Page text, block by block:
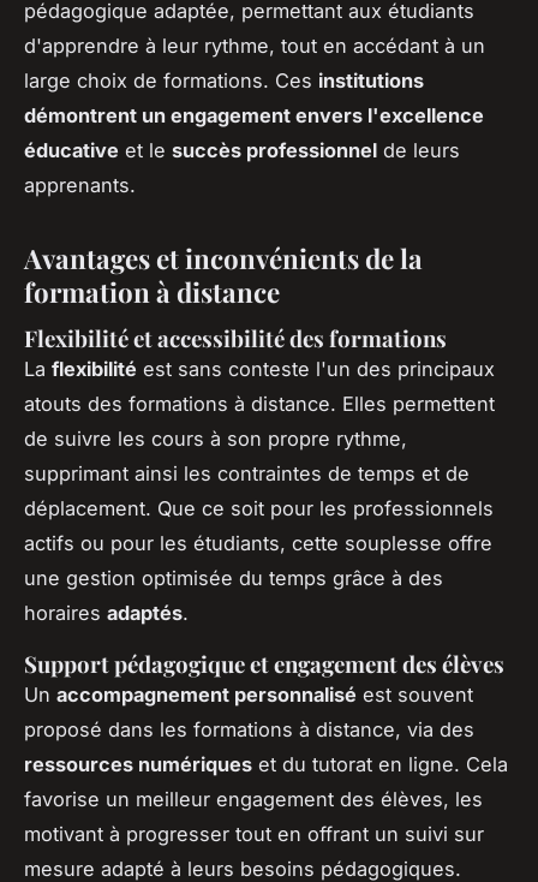
pédagogique adaptée, permettant aux étudiants
d'apprendre à leur rythme, tout en accédant à un
large choix de formations. Ces institutions
démontrent un engagement envers l'excellence
éducative et le succès professionnel de leurs
apprenants.
Avantages et inconvénients de la
formation à distance
Flexibilité et accessibilité des formations
La flexibilité est sans conteste l'un des principaux
atouts des formations à distance. Elles permettent
de suivre les cours à son propre rythme,
supprimant ainsi les contraintes de temps et de
déplacement. Que ce soit pour les professionnels
actifs ou pour les étudiants, cette souplesse offre
une gestion optimisée du temps grâce à des
horaires adaptés.
Support pédagogique et engagement des élèves
Un accompagnement personnalisé est souvent
proposé dans les formations à distance, via des
ressources numériques et du tutorat en ligne. Cela
favorise un meilleur engagement des élèves, les
motivant à progresser tout en offrant un suivi sur
mesure adapté à leurs besoins pédagogiques.